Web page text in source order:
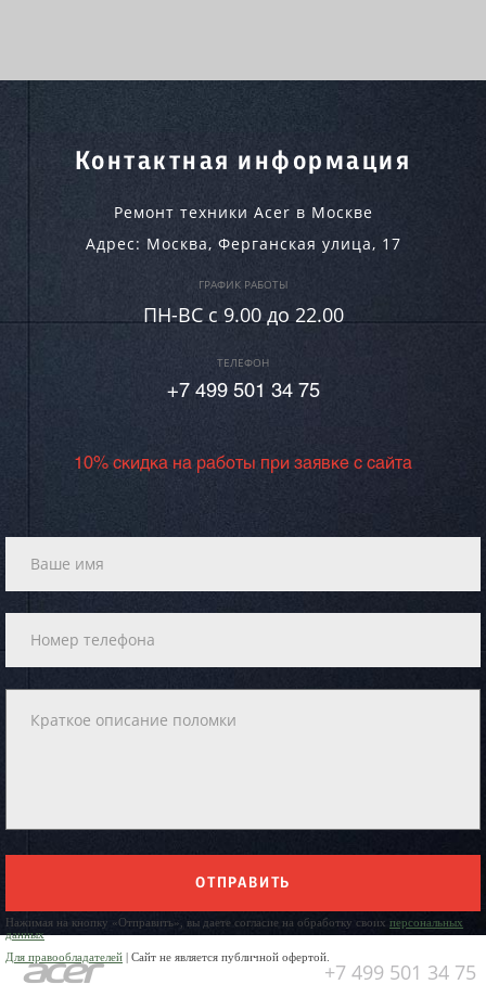
Контактная информация
Ремонт техники Acer в Москве
Адрес: Москва, Ферганская улица, 17
ГРАФИК РАБОТЫ
ПН-ВC c 9.00 до 22.00
ТЕЛЕФОН
+7 499 501 34 75
10% скидка на работы при заявке с сайта
ОТПРАВИТЬ
Нажимая на кнопку «Отправить», вы даете согласие на обработку своих персональных
данных
Для правообладателей | Сайт не является публичной офертой.
+7 499 501 34 75